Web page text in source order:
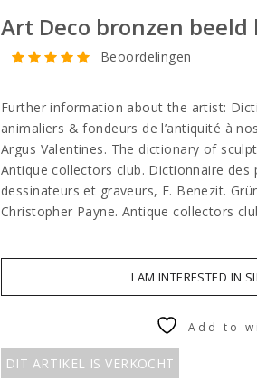
Art Deco bronzen beeld
Beoordelingen
Further information about the artist:
animaliers & fondeurs de l’antiquité à
Argus Valentines. The dictionary of
Antique collectors club. Dictionnaire des
dessinateurs et graveurs, E. Benezit.
Christopher Payne. Antique collectors
I AM INTERESTED IN
DIT ARTIKEL IS VERKOCHT
Add to